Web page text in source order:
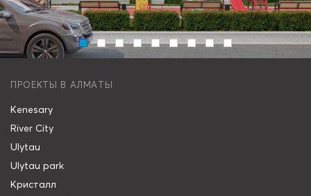
ПРОЕКТЫ В АЛМАТЫ
Kenesary
River City
Ulytau
Ulytau park
Кристалл